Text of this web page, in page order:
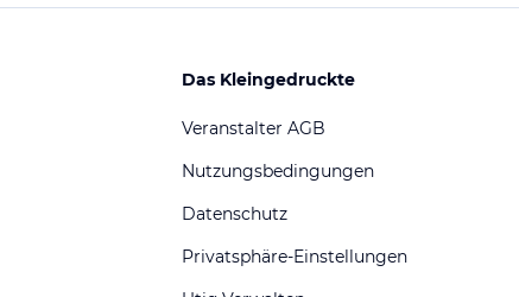
Das Kleingedruckte
Veranstalter AGB
Nutzungsbedingungen
Datenschutz
Privatsphäre-Einstellungen